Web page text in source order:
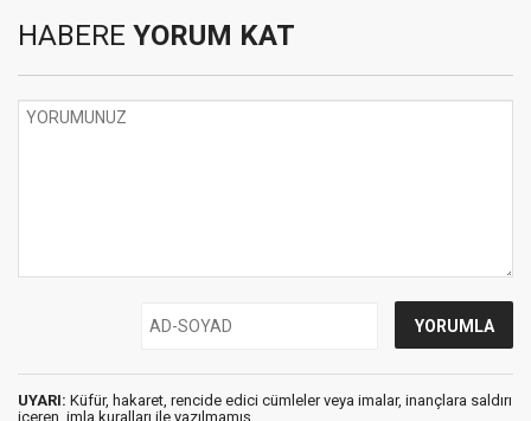
HABERE YORUM KAT
UYARI: Küfür, hakaret, rencide edici cümleler veya imalar, inançlara saldırı
içeren, imla kuralları ile yazılmamış,